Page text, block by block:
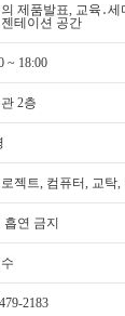
제품발표, 교육․
테이션 공간
~ 18:00
2층
젝트, 컴퓨터, 교탁,
흡연 금지
2183